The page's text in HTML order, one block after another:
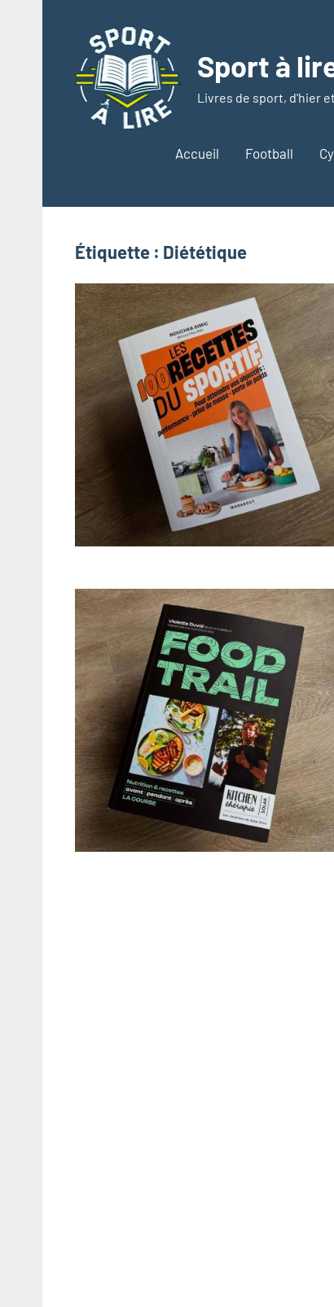
contenu
Sport à
Livres de sport, d'hier
Accueil Football
Étiquette : Diététique